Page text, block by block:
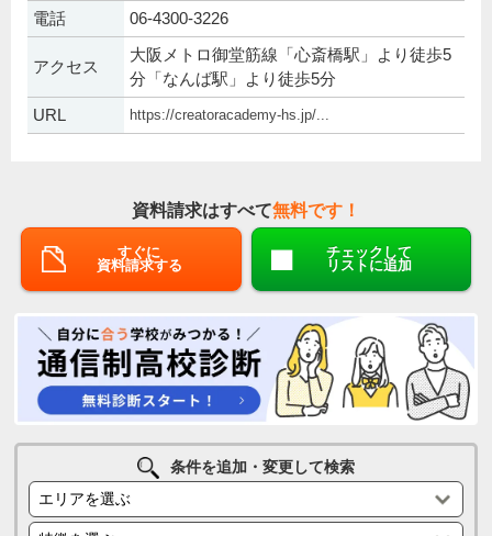
電話 06-4300-3226
アクセス
大阪メトロ御堂筋線「心斎橋駅」より徒歩5
分「なんば駅」より徒歩5分
URL
https://creatoracademy-hs.jp/...
資料請求はすべて無料です！
すぐに
資料請求する
チェックして
リストに追加
条件を追加・変更して検索